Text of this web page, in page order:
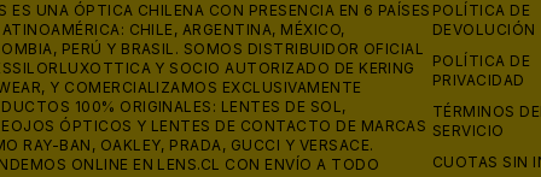
ES UNA ÓPTICA CHILENA CON PRESENCIA EN 6 PAÍSES
CHILE, ARGENTINA, MÉXICO,
PERÚ Y BRASIL. SOMOS DISTRIBUIDOR OFICIAL
Y SOCIO AUTORIZADO DE KERING
Y COMERCIALIZAMOS EXCLUSIVAMENTE
100% ORIGINALES: LENTES DE SOL,
ÓPTICOS Y LENTES DE CONTACTO DE MARCAS
RAY-BAN, OAKLEY, PRADA, GUCCI Y VERSACE.
ONLINE EN LENS.CL CON ENVÍO A TODO
POLÍTICA DE
DEVOLUCIÓN
POLÍTICA DE
PRIVACIDAD
TÉRMINOS
SERVICIO
CUOTAS SIN